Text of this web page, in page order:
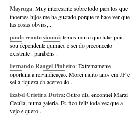
Mayruga: Muy interesante sobre todo para los que
tnoemes hijos me ha gustado porque te hace ver que
las cosas obvias,...
paulo renato simoni: temos muito que lutar pois
sou dependente quimico e sei do preconceito
existente . parabéns .
Fernando Rangel Pinheiro: Extremamente
oportuna a reivindicação. Morei muito anos em JF e
sei a riqueza do acervo do...
Izabel Cristina Dutra: Outro dia, encontrei Marai
Cecília, numa galeria. Eu fico feliz toda vez que a
vejo e quero...